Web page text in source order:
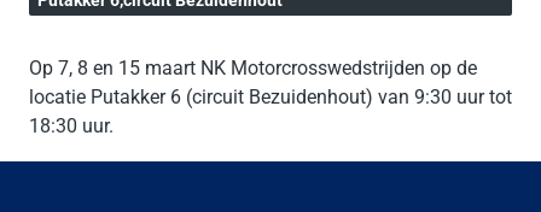
Op 7, 8 en 15 maart NK Motorcrosswedstrijden op de
locatie Putakker 6 (circuit Bezuidenhout) van 9:30 uur tot
18:30 uur.